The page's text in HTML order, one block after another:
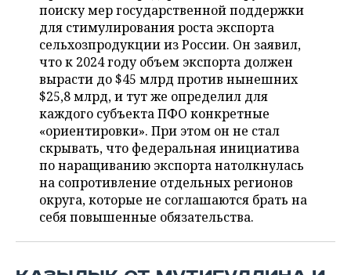
ОПК
ЭНЕРГЕТИКА
ТРАНСПОРТ
ТЕЛЕКОММУНИКАЦИИ
НОВОСТИ МЕРОПРИЯТИЙ
ВЫЕЗДНАЯ РЕДАКЦИЯ
БИЗНЕС-БРАНЧИ
ONLINE-КОНФЕРЕНЦИИ
ОТКРЫТАЯ ЛЕКЦИЯ
СПОРТ
НОВОСТИ СПОРТА
ФУТБОЛ
ХОККЕЙ
БАСКЕТБОЛ
ВОЛЕЙБОЛ
ФИГУРНОЕ КАТАНИЕ
ОБЩЕСТВО
НОВОСТИ ОБЩЕСТВА
ВЛАСТЬ
ИНФРАСТРУКТУРА
ИСТОРИЯ
МЕДИЦИНА
ФОТОГАЛЕРЕЯ
СЮЖЕТЫ
СПРАВОЧНИК
СПИСОК ПЕРСОН
ПОЛНАЯ ВЕРСИЯ
поиску мер государственной поддержки
для стимулирования роста экспорта
сельхозпродукции из России. Он заявил,
что к 2024 году объем экспорта должен
вырасти до $45 млрд против нынешних
$25,8 млрд, и тут же определил для
каждого субъекта ПФО конкретные
«ориентировки». При этом он не стал
скрывать, что федеральная инициатива
по наращиванию экспорта натолкнулась
на сопротивление отдельных регионов
округа, которые не соглашаются брать на
себя повышенные обязательства.